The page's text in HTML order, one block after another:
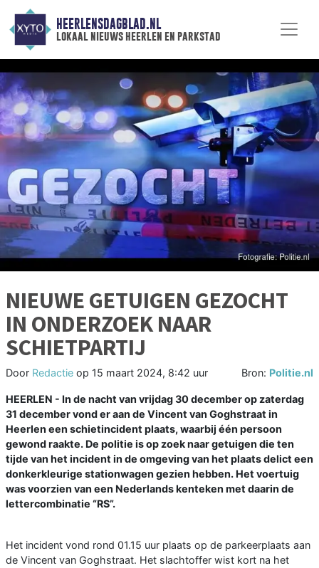
HEERLENSDAGBLAD.NL
lokaal nieuws heerlen en parkstad
NIEUWE GETUIGEN GEZOCHT
IN ONDERZOEK NAAR
SCHIETPARTIJ
Door Redactie op 15 maart 2024, 8:42 uur Bron: Politie.nl
HEERLEN - In de nacht van vrijdag 30 december op zaterdag
31 december vond er aan de Vincent van Goghstraat in
Heerlen een schietincident plaats, waarbij één persoon
gewond raakte. De politie is op zoek naar getuigen die ten
tijde van het incident in de omgeving van het plaats delict een
donkerkleurige stationwagen gezien hebben. Het voertuig
was voorzien van een Nederlands kenteken met daarin de
lettercombinatie “RS”.
Het incident vond rond 01.15 uur plaats op de parkeerplaats aan
de Vincent van Goghstraat. Het slachtoffer wist kort na het